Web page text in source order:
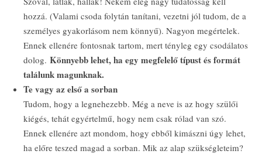
hozzá. (Valami csoda folytán tanítani, vezetni jól tudom, de a
személyes gyakorlásom nem könnyű). Nagyon megértelek.
Ennek ellenére fontosnak tartom, mert tényleg egy csodálatos
dolog. Könnyebb lehet, ha egy megfelelő típust és formát
találunk magunknak.
Te vagy az első a sorban
Tudom, hogy a legnehezebb. Még a neve is az hogy szülői
kiégés, tehát egyértelmű, hogy nem csak rólad van szó.
Ennek ellenére azt mondom, hogy ebből kimászni úgy lehet,
ha előre teszed magad a sorban. Mik az alap szükségleteim?